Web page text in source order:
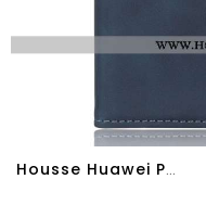
Housse Huawei Pura 80 Pro Multi-Cartes